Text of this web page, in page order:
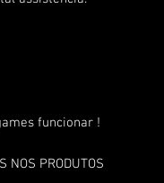
funcionar !
NOS PRODUTOS